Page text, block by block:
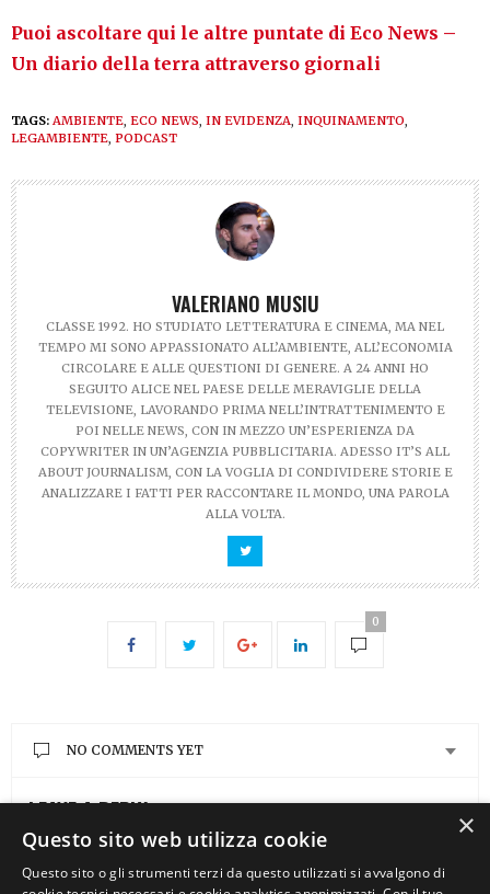
Puoi ascoltare qui le altre puntate di Eco News –
Un diario della terra attraverso giornali
TAGS: AMBIENTE, ECO NEWS, IN EVIDENZA, INQUINAMENTO,
LEGAMBIENTE, PODCAST
VALERIANO MUSIU
CLASSE 1992. HO STUDIATO LETTERATURA E CINEMA, MA NEL
TEMPO MI SONO APPASSIONATO ALL’AMBIENTE, ALL’ECONOMIA
CIRCOLARE E ALLE QUESTIONI DI GENERE. A 24 ANNI HO
SEGUITO ALICE NEL PAESE DELLE MERAVIGLIE DELLA
TELEVISIONE, LAVORANDO PRIMA NELL’INTRATTENIMENTO E
POI NELLE NEWS, CON IN MEZZO UN’ESPERIENZA DA
COPYWRITER IN UN’AGENZIA PUBBLICITARIA. ADESSO IT’S ALL
ABOUT JOURNALISM, CON LA VOGLIA DI CONDIVIDERE STORIE E
ANALIZZARE I FATTI PER RACCONTARE IL MONDO, UNA PAROLA
ALLA VOLTA.
0
NO COMMENTS YET
LEAVE A REPLY
You must be logged into post a comment.
×
Questo sito web utilizza cookie
Questo sito o gli strumenti terzi da questo utilizzati si avvalgono di